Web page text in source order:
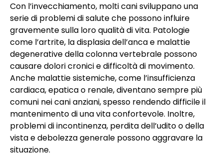
Con l’invecchiamento, molti cani sviluppano una
serie di problemi di salute che possono influire
gravemente sulla loro qualità di vita. Patologie
come l’artrite, la displasia dell’anca e malattie
degenerative della colonna vertebrale possono
causare dolori cronici e difficoltà di movimento.
Anche malattie sistemiche, come l’insufficienza
cardiaca, epatica o renale, diventano sempre più
comuni nei cani anziani, spesso rendendo difficile il
mantenimento di una vita confortevole. Inoltre,
problemi di incontinenza, perdita dell’udito o della
vista e debolezza generale possono aggravare la
situazione.